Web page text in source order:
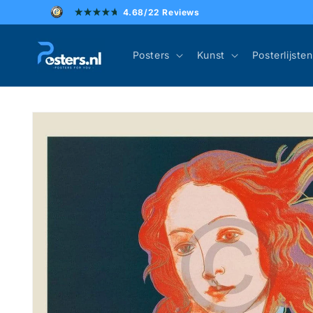
Meteen
naar de
content
4.68/22 Reviews
Posters Kunst Posterlijsten
productinformatie